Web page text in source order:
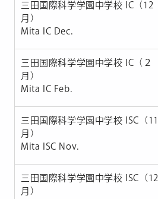
三田国際科学学園中学校 IC（12
月）
Mita IC Dec.
三田国際科学学園中学校 IC（２
月）
Mita IC Feb.
三田国際科学学園中学校 ISC（11
月）
Mita ISC Nov.
三田国際科学学園中学校 ISC（12
月）